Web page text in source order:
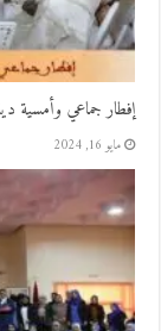
إفطار جماعي وأمسية
مايو 16, 2024